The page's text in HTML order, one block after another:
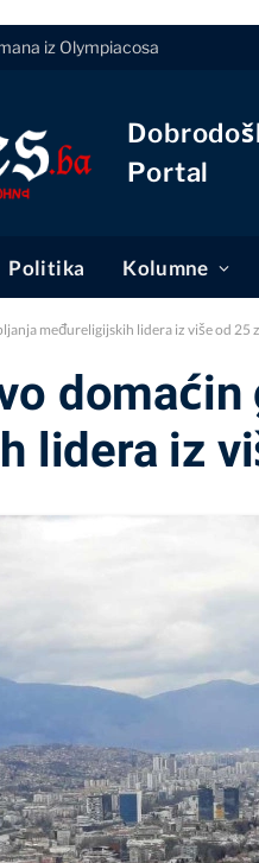
iz Olympiacosa
Portal
Politika Kolumne
međureligijskih lidera iz više od 25
lidera iz